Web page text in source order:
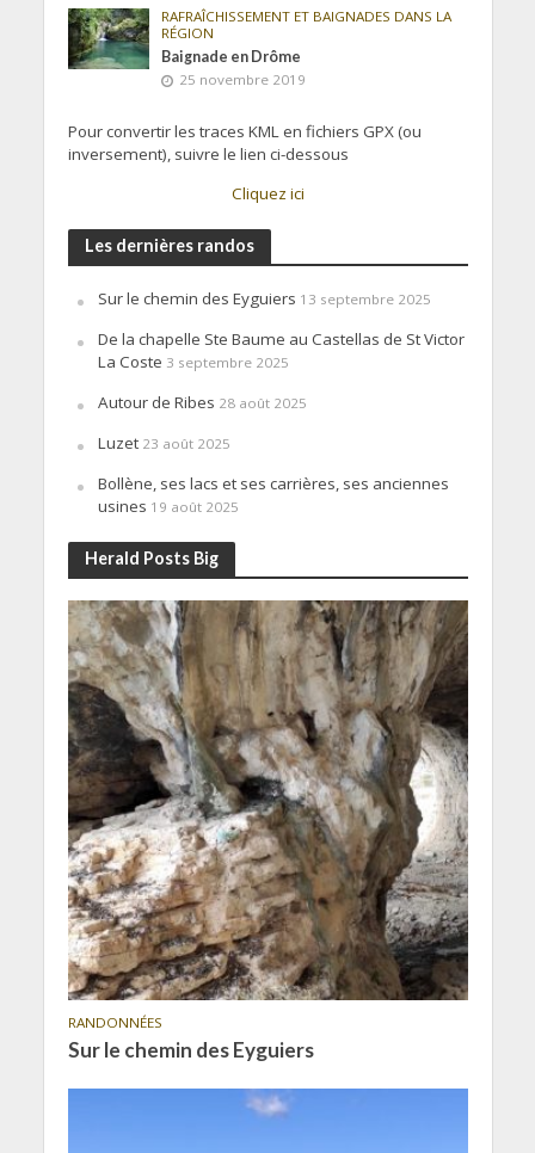
RAFRAÎCHISSEMENT ET BAIGNADES DANS LA
RÉGION
Baignade en Drôme
25 novembre 2019
Pour convertir les traces KML en fichiers GPX (ou
inversement), suivre le lien ci-dessous
Cliquez ici
Les dernières randos
Sur le chemin des Eyguiers 13 septembre 2025
De la chapelle Ste Baume au Castellas de St Victor
La Coste 3 septembre 2025
Autour de Ribes 28 août 2025
Luzet 23 août 2025
Bollène, ses lacs et ses carrières, ses anciennes
usines 19 août 2025
Herald Posts Big
RANDONNÉES
Sur le chemin des Eyguiers